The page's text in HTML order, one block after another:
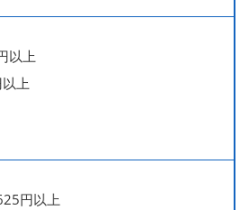
以上
上
円以上